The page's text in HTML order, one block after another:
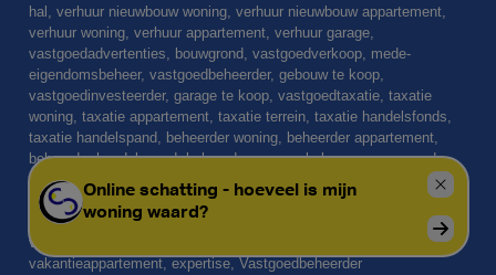
hal, verhuur nieuwbouw woning, verhuur nieuwbouw appartement,
verhuur woning, verhuur appartement, verhuur garage,
vastgoedadvertenties, bouwgrond, vastgoedverkoop, mede-
eigendomsbeheer, vastgoedbeheerder, gebouw te koop,
vastgoedinvesteerder, garage te koop, vastgoedtaxatie, taxatie
woning, taxatie appartement, taxatie terrein, taxatie handelsfonds,
taxatie handelspand, beheerder woning, beheerder appartement,
beheerder handelspand, beheerder garage, beheer van een mede-
eigendom, mede-eigendom, syndic, beheerder, vastgoedmakelaar,
nieuwbouw, Durbuy, taxatie chalet, vastgoedbelegging, verkoop
vakantiehuis, aankoop vakantiehuis, verkoop vakantiewoning,
verkoop vakantieappartement, aankoop vakantiehuis, aankoop
vakantieappartement, expertise, Vastgoedbeheerder